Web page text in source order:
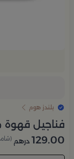
بلندز هوم
فناجيل قهوة
129.00 درهم